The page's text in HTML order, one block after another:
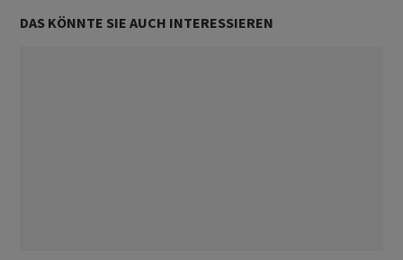
DAS KÖNNTE SIE AUCH INTERESSIEREN